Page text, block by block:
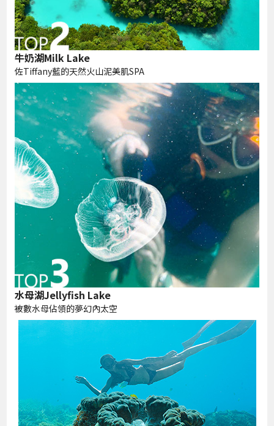
牛奶湖Milk Lake
佐Tiffany藍的天然火山泥美肌SPA
水母湖Jellyfish Lake
被數水母佔領的夢幻內太空